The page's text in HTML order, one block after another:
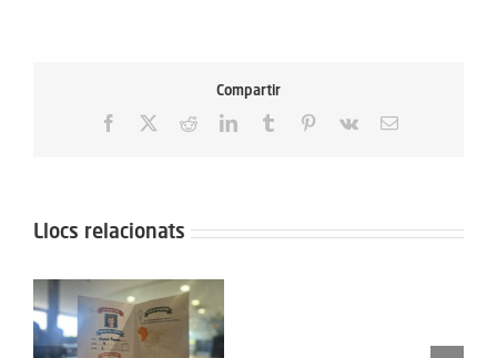
Compartir
Facebook RedditLinkedInTumblr Pinterest
Vk Email:
Llocs relacionats
Protegit: Grup Agost: